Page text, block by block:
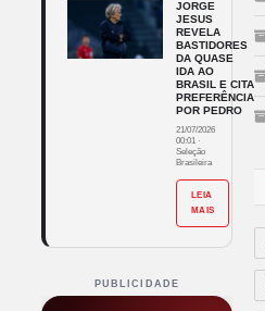
JORGE
JESUS
REVELA
BASTIDORES
DA QUASE
IDA AO
BRASIL E CITA
PREFERÊNCIA
POR PEDRO
21/07/2026
00:01 ·
Seleção
Brasileira
LEIA
MAIS
PUBLICIDADE